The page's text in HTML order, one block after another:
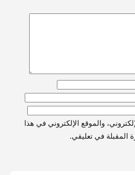
والموقع الإلكتروني في هذا
المقبلة في تعليقي.